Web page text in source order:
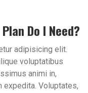
Do I Need?
adipisicing elit.
voluptatibus
animi in,
expedita. Voluptates,